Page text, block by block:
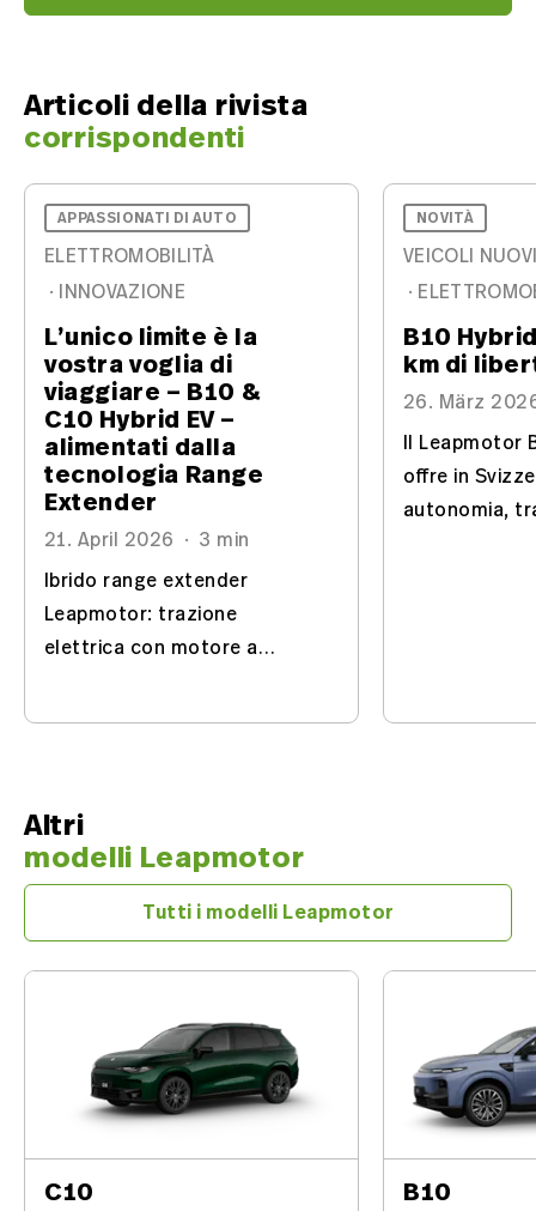
Articoli della rivista
corrispondenti
APPASSIONATI DI AUTO
ELETTROMOBILITÀ
· INNOVAZIONE
L’unico limite è la
vostra voglia di
viaggiare – B10 &
C10 Hybrid EV –
alimentati dalla
tecnologia Range
Extender
21. April 2026 · 3 min
Ibrido range extender
Leapmotor: trazione
elettrica con motore a
NOVITÀ
VEICOLI
·
B10
km di
26. März
Il Leapmotor
offre in
autonomia,
Altri
modelli Leapmotor
Tutti i modelli Leapmotor
C10 B10